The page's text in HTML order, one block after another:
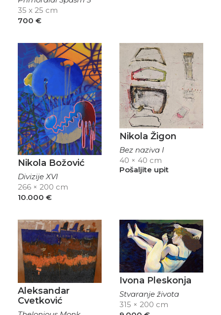
35 x 25 cm
700 €
Nikola Božović
Divizije XVI
266 × 200 cm
10.000 €
Nikola Žigon
Bez naziva I
40 × 40 cm
Pošaljite upit
Aleksandar
Cvetković
Ivona Pleskonja
Stvaranje života
315 × 200 cm